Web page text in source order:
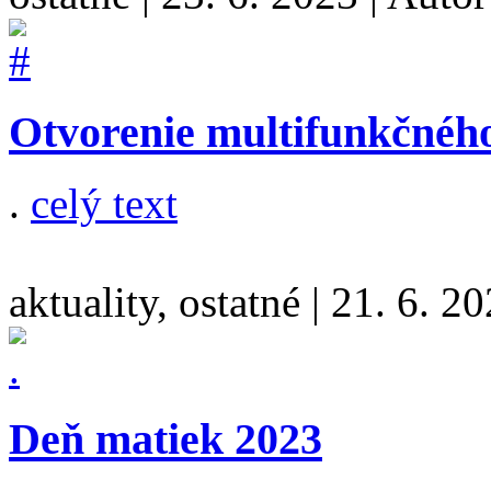
Otvorenie
. celý text
aktuality, ostatné | 21. 6.
Deň matiek 2023